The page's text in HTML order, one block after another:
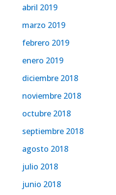
abril 2019
marzo 2019
febrero 2019
enero 2019
diciembre 2018
noviembre 2018
octubre 2018
septiembre 2018
agosto 2018
julio 2018
junio 2018